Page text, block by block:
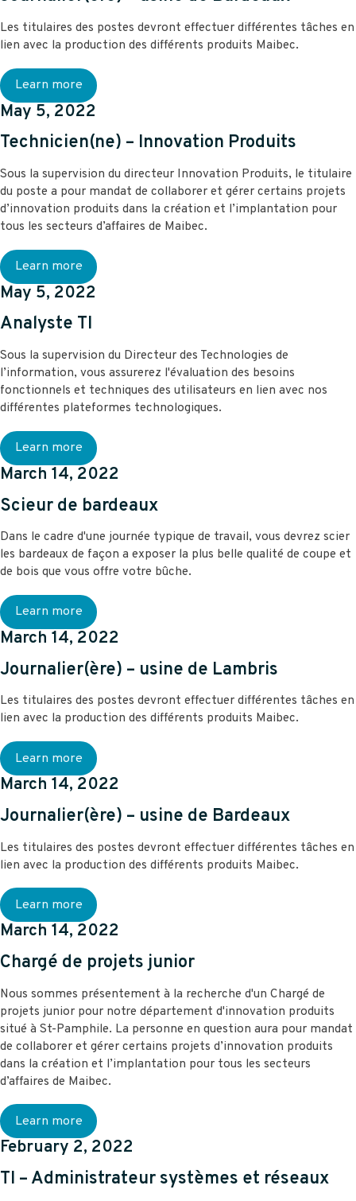
Les titulaires des postes devront effectuer différentes tâches en
lien avec la production des différents produits Maibec.
Learn more
May 5, 2022
Technicien(ne) – Innovation Produits
Sous la supervision du directeur Innovation Produits, le titulaire
du poste a pour mandat de collaborer et gérer certains projets
d’innovation produits dans la création et l’implantation pour
tous les secteurs d’affaires de Maibec.
Learn more
May 5, 2022
Analyste TI
Sous la supervision du Directeur des Technologies de
l’information, vous assurerez l'évaluation des besoins
fonctionnels et techniques des utilisateurs en lien avec nos
différentes plateformes technologiques.
Learn more
March 14, 2022
Scieur de bardeaux
Dans le cadre d'une journée typique de travail, vous devrez scier
les bardeaux de façon a exposer la plus belle qualité de coupe et
de bois que vous offre votre bûche.
Learn more
March 14, 2022
Journalier(ère) – usine de Lambris
Les titulaires des postes devront effectuer différentes tâches en
lien avec la production des différents produits Maibec.
Learn more
March 14, 2022
Journalier(ère) – usine de Bardeaux
Les titulaires des postes devront effectuer différentes tâches en
lien avec la production des différents produits Maibec.
Learn more
March 14, 2022
Chargé de projets junior
Nous sommes présentement à la recherche d'un Chargé de
projets junior pour notre département d'innovation produits
situé à St-Pamphile. La personne en question aura pour mandat
de collaborer et gérer certains projets d’innovation produits
dans la création et l’implantation pour tous les secteurs
d’affaires de Maibec.
Learn more
February 2, 2022
TI – Administrateur systèmes et réseaux